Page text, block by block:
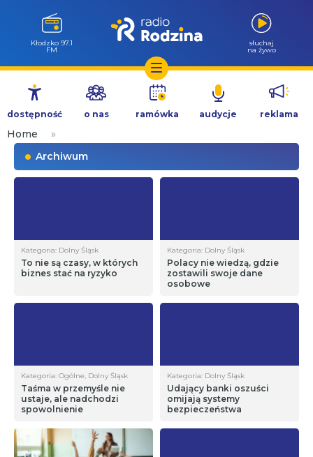
Przejdź
treści
Kłodzko 97.1
FM
słuchaj
na żywo
dostępność o nas ramówka audycje reklama
Home
»
Archiwum
Kategoria: Dolny Śląsk
To nie są czasy, w których
biznes stać na ryzyko
Kategoria: Dolny Śląsk
Polacy nie wiedzą, gdzie
zostawili swoje dane
osobowe
Kategoria: Ogólne, Dolny Śląsk
Taśma w przemyśle nie
ustaje, ale nadchodzi
spowolnienie
Kategoria: Dolny Śląsk
Udający banki oszuści
omijają systemy
bezpieczeństwa